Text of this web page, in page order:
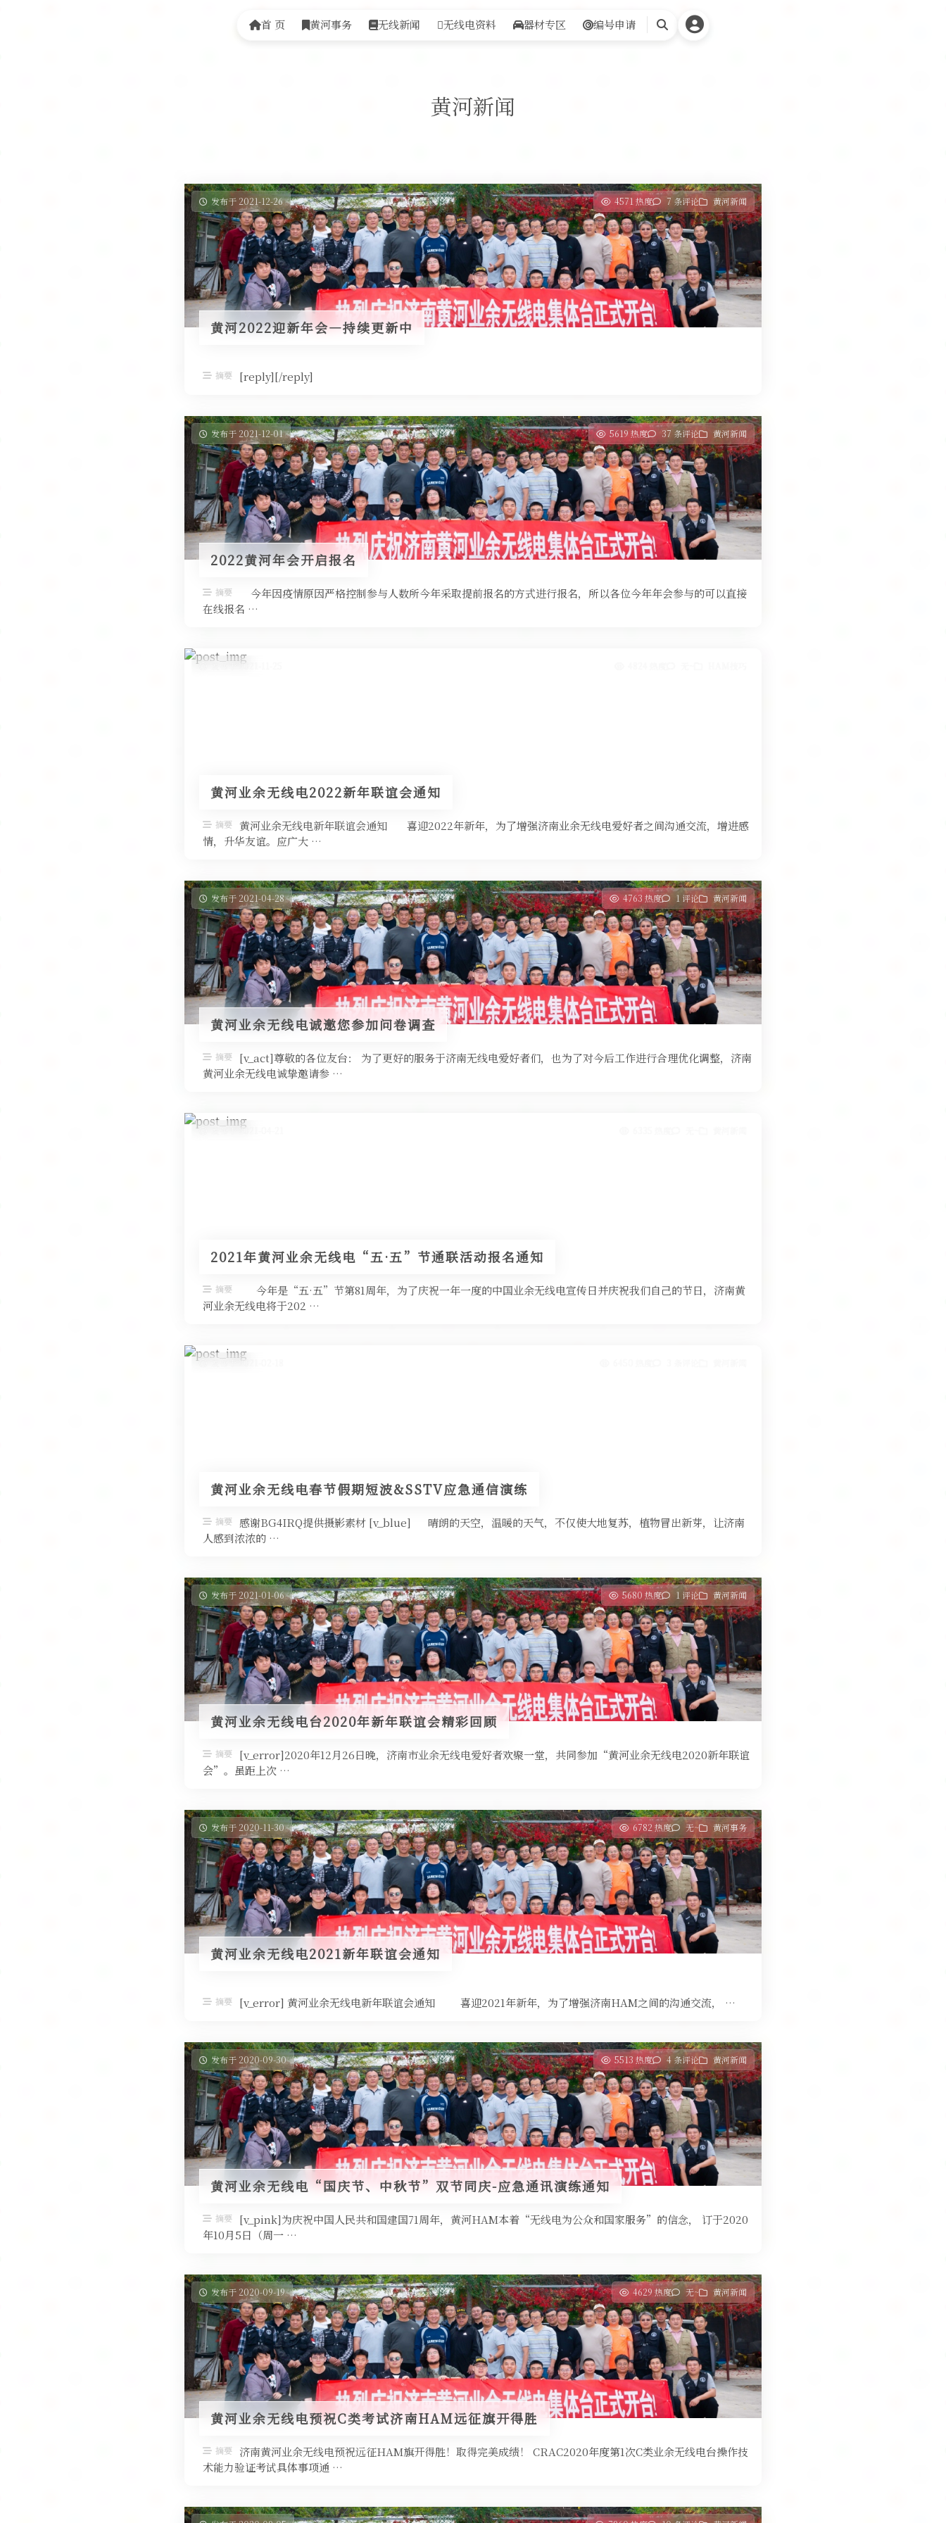
首 页 黄河事务 无线新闻 无线电资料 器材专区 编号申请
搜
黄河新闻
发布于 2021-12-26 4571 热度 7 条评论 黄河新闻
黄河2022迎新年会—持续更新中
摘要 [reply][/reply]
发布于 2021-12-01 5619 热度 37 条评论 黄河新闻
2022黄河年会开启报名
摘要
今年因疫情原因严格控制参与人数所今年采取提前报名的方式进行报名，所以各位今年年会参与的可以直接
在线报名 …
发布于 2021-11-25
黄河业余无线电2022新年联谊会通知
摘要
黄河业余无线电新年联谊会通知 喜迎2022年新年，为了增强济南业余无线电爱好者之间沟通交流，增进感
情，升华友谊。应广大 …
发布于 2021-04-28 4763 热度 1 评论 黄河新闻
黄河业余无线电诚邀您参加问卷调查
摘要
[v_act]尊敬的各位友台： 为了更好的服务于济南无线电爱好者们，也为了对今后工作进行合理优化调整，济南
黄河业余无线电诚挚邀请参 …
发布于 2021-04-21
2021年黄河业余无线电“五·五”节通联活动报名通知
摘要
今年是“五·五”节第81周年，为了庆祝一年一度的中国业余无线电宣传日并庆祝我们自己的节日，济南黄
河业余无线电将于202 …
发布于 2021-02-18
黄河业余无线电春节假期短波&SSTV应急通信演练
摘要
感谢BG4IRQ提供摄影素材 [v_blue] 晴朗的天空，温暖的天气，不仅使大地复苏，植物冒出新芽，让济南
人感到浓浓的 …
发布于 2021-01-06 5680 热度 1 评论 黄河新闻
黄河业余无线电台2020年新年联谊会精彩回顾
摘要
[v_error]2020年12月26日晚，济南市业余无线电爱好者欢聚一堂，共同参加“黄河业余无线电2020新年联谊
会”。虽距上次 …
发布于 2020-11-30 6782 热度 无~ 黄河事务
黄河业余无线电2021新年联谊会通知
摘要 [v_error] 黄河业余无线电新年联谊会通知 喜迎2021年新年，为了增强济南HAM之间的沟通交流， …
发布于 2020-09-30 5513 热度 4 条评论 黄河新闻
黄河业余无线电“国庆节、中秋节”双节同庆-应急通讯演练通知
摘要
[v_pink]为庆祝中国人民共和国建国71周年，黄河HAM本着“无线电为公众和国家服务”的信念， 订于2020
年10月5日（周一 …
发布于 2020-09-19 4629 热度 无~ 黄河新闻
黄河业余无线电预祝C类考试济南HAM远征旗开得胜
摘要
济南黄河业余无线电预祝远征HAM旗开得胜！取得完美成绩！ CRAC2020年度第1次C类业余无线电台操作技
术能力验证考试具体事项通 …